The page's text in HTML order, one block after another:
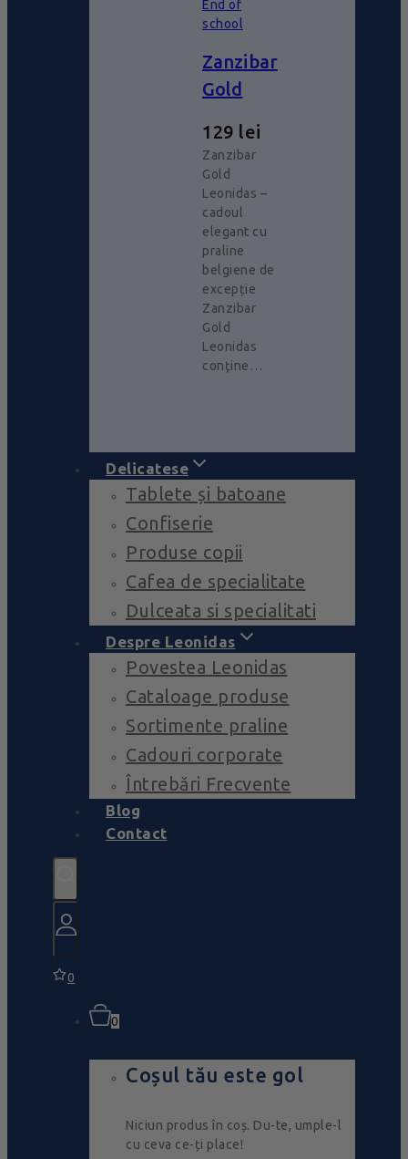
End of
school
Zanzibar
Gold
129 lei
Zanzibar
Gold
Leonidas –
cadoul
elegant cu
praline
belgiene de
excepție
Zanzibar
Gold
Leonidas
conține…
Delicatese
Tablete și batoane
Confiserie
Produse copii
Cafea de specialitate
Dulceata si specialitati
Despre Leonidas
Povestea Leonidas
Cataloage produse
Sortimente praline
Cadouri corporate
Întrebări Frecvente
Blog
Contact
0
0
Coșul tău este gol
Niciun produs în coș. Du-te, umple-l
cu ceva ce-ți place!